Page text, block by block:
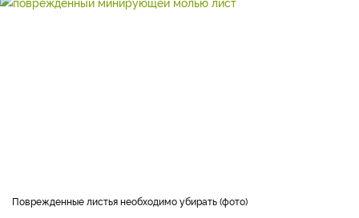
Поврежденные листья необходимо убирать (фото)